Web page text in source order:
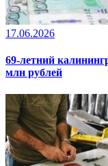
17.06.2026
69-летний
млн рублей